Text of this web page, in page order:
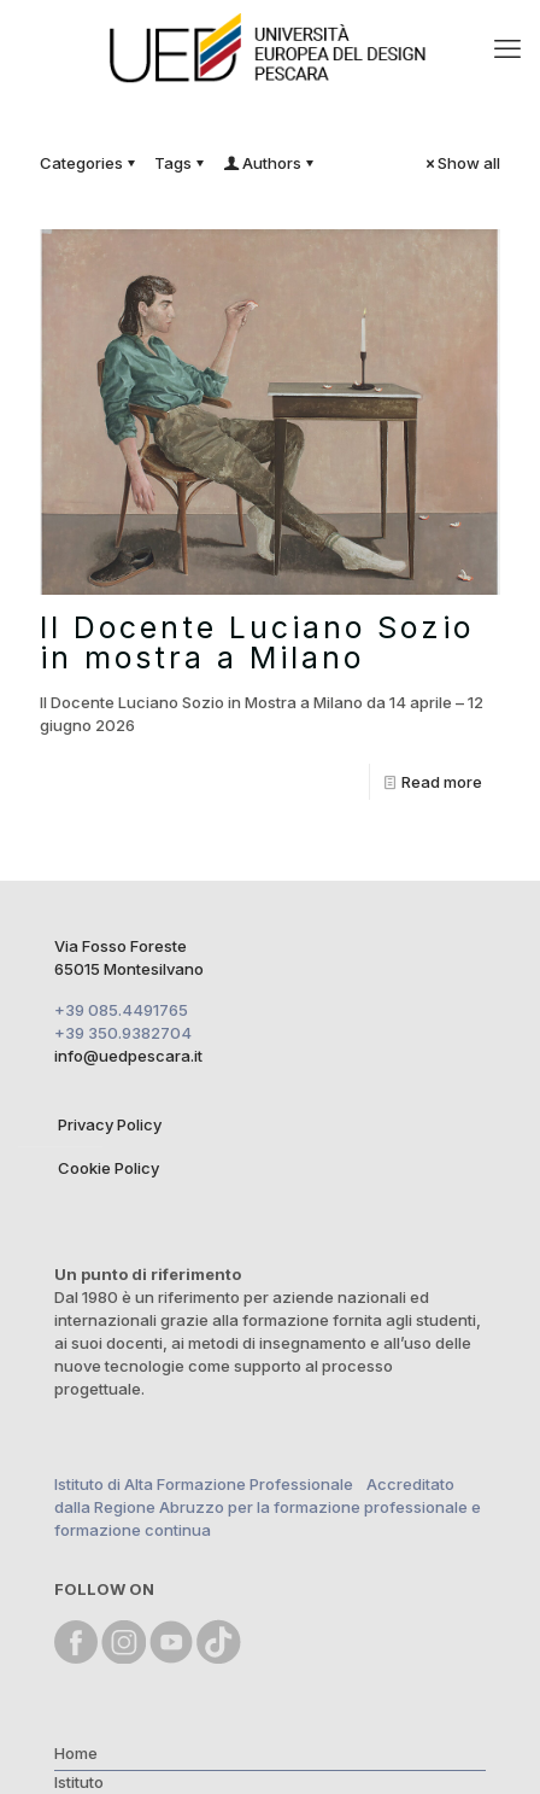
Categories Tags Authors Show all
Il Docente Luciano Sozio
in mostra a Milano
Il Docente Luciano Sozio in Mostra a Milano da 14 aprile – 12
giugno 2026
Read more
Via Fosso Foreste
65015 Montesilvano
+39 085.4491765
+39 350.9382704
info@uedpescara.it
Privacy Policy
Cookie Policy
Un punto di riferimento
Dal 1980 è un riferimento per aziende nazionali ed
internazionali grazie alla formazione fornita agli studenti,
ai suoi docenti, ai metodi di insegnamento e all’uso delle
nuove tecnologie come supporto al processo
progettuale.
Istituto di Alta Formazione Professionale Accreditato
dalla Regione Abruzzo per la formazione professionale e
formazione continua
FOLLOW ON
Home
Istituto